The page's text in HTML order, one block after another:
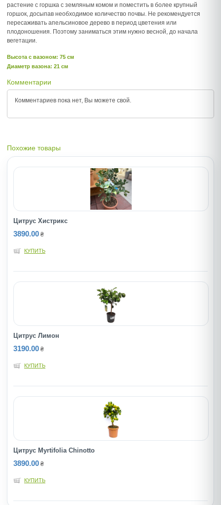
растение с горшка с земляным комом и поместить в более крупный
горшок, досыпав необходимое количество почвы. Не рекомендуется
пересаживать апельсиновое дерево в период цветения или
плодоношения. Поэтому заниматься этим нужно весной, до начала
вегетации.
Высота c вазоном: 75 см
Диаметр вазона: 21 см
Комментарии
Комментариев пока нет, Вы можете свой.
Похожие товары
Цитрус Хистрикс
3890.00 ₴
КУПИТЬ
Цитрус Лимон
3190.00 ₴
КУПИТЬ
Цитрус Myrtifolia Chinotto
3890.00 ₴
КУПИТЬ